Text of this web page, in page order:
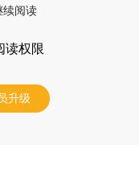
续阅读
读权限
升级